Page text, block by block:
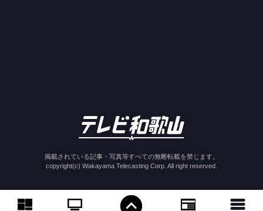
掲載されている記事・写真等すべての無断転載を禁じます。
copyright(c) Wakayama Telecasting Corp. All right reserved.